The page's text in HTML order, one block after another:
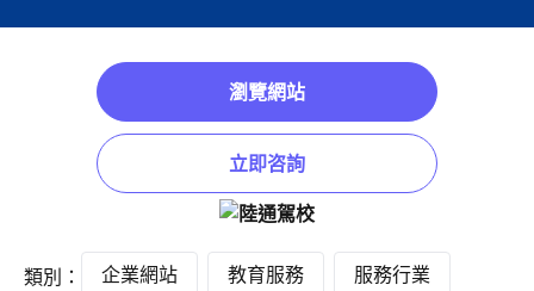
瀏覽網站
立即咨詢
類別： 企業網站 教育服務 服務行業